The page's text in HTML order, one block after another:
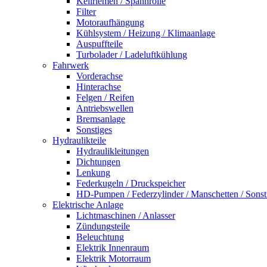
Filter
Motoraufhängung
Kühlsystem / Heizung / Klimaanlage
Auspuffteile
Turbolader / Ladeluftkühlung
Fahrwerk
Vorderachse
Hinterachse
Felgen / Reifen
Antriebswellen
Bremsanlage
Sonstiges
Hydraulikteile
Hydraulikleitungen
Dichtungen
Lenkung
Federkugeln / Druckspeicher
HD-Pumpen / Federzylinder / Manschetten /
Elektrische Anlage
Lichtmaschinen / Anlasser
Zündungsteile
Beleuchtung
Elektrik Innenraum
Elektrik Motorraum